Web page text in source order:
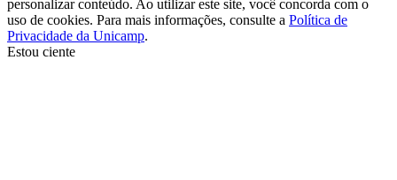
personalizar conteúdo. Ao utilizar este site, você concorda com o
uso de cookies. Para mais informações, consulte a Política de
Privacidade da Unicamp.
Estou ciente